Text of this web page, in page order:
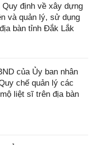
định về xây dựng
và quản lý, sử dụng
bàn tỉnh Đắk Lắk
của Ủy ban nhân
chế quản lý các
liệt sĩ trên địa bàn